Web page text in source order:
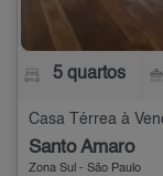
5 quartos
Casa Térrea à
Santo Amaro
Zona Sul - São Paulo